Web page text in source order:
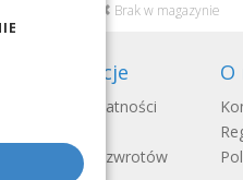
Brak w magazynie
Informacje
Sposoby płatności
Regulamin zwrotów
O